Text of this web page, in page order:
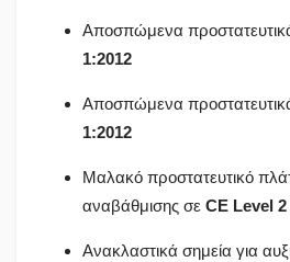
Αποσπώμενα
1:2012
Αποσπώμενα
1:2012
Μαλακό προστατευτικό
αναβάθμισης σε CE Level 2
Ανακλαστικά σημεία για